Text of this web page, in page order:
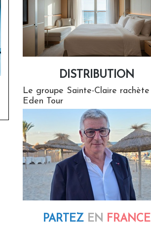
DISTRIBUTION
Le groupe Sainte-Claire rachète
Eden Tour
PARTEZ EN FRANCE